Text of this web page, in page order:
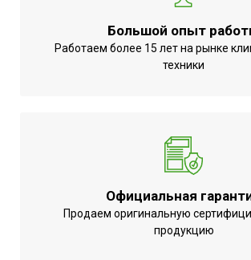
Пульт управления в
комплекте
Нет
Индикация температуры
Индикация включения
Да
Да
Большой опыт
Работаем более 15 лет на рынке
техники
Официальная
Продаем оригинальную
продукцию